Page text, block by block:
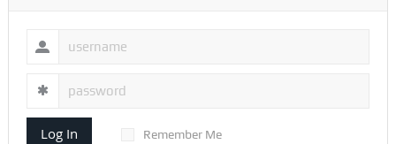
Log In Remember Me